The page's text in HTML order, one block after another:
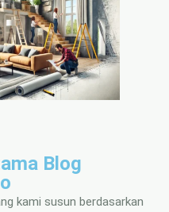
Blog
kami susun berdasarkan